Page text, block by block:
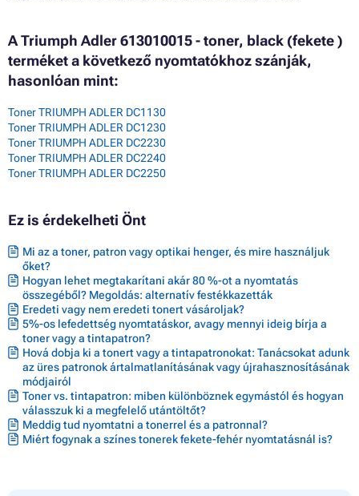
A Triumph Adler 613010015 - toner, black (fekete )
terméket a következő nyomtatókhoz szánják,
hasonlóan mint:
Toner TRIUMPH ADLER DC1130
Toner TRIUMPH ADLER DC1230
Toner TRIUMPH ADLER DC2230
Toner TRIUMPH ADLER DC2240
Toner TRIUMPH ADLER DC2250
Ez is érdekelheti Önt
Mi az a toner, patron vagy optikai henger, és mire használjuk
őket?
Hogyan lehet megtakarítani akár 80 %-ot a nyomtatás
összegéből? Megoldás: alternatív festékkazetták
Eredeti vagy nem eredeti tonert vásároljak?
5%-os lefedettség nyomtatáskor, avagy mennyi ideig bírja a
toner vagy a tintapatron?
Hová dobja ki a tonert vagy a tintapatronokat: Tanácsokat adunk
az üres patronok ártalmatlanításának vagy újrahasznosításának
módjairól
Toner vs. tintapatron: miben különböznek egymástól és hogyan
válasszuk ki a megfelelő utántöltőt?
Meddig tud nyomtatni a tonerrel és a patronnal?
Miért fogynak a színes tonerek fekete-fehér nyomtatásnál is?